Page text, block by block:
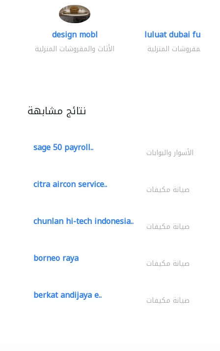
design mobl
الأثاث والمفروشات المنزلية
luluat dubai
والمفروشات المنزلية
نتائج مشابهة
sage 50 payroll.. الأسوار والبوابات
citra aircon service.. صيانة مكيفات
chunlan hi-tech indonesia.. صيانة مكيفات
borneo raya صيانة مكيفات
berkat andijaya e.. صيانة مكيفات